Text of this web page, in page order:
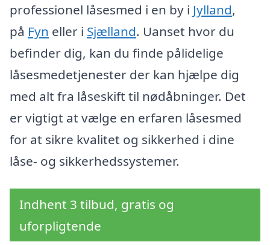
professionel låsesmed i en by i Jylland,
på Fyn eller i Sjælland. Uanset hvor du
befinder dig, kan du finde pålidelige
låsesmedetjenester der kan hjælpe dig
med alt fra låseskift til nødåbninger. Det
er vigtigt at vælge en erfaren låsesmed
for at sikre kvalitet og sikkerhed i dine
låse- og sikkerhedssystemer.
Indhent 3 tilbud, gratis og
uforpligtende